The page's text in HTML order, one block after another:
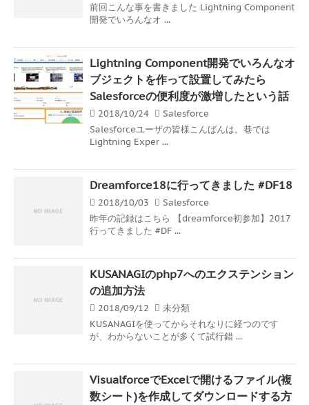
前回こんな事を書きました Lightning Component
開発でいろんなオ ...
Lightning Component開発でいろんなオ
ブジェクトを作って設置してみたら
Salesforceの便利度が激増したという話
2018/10/24
Salesforce
Salesforceユーザの皆様こんばんは。巷では
Lightning Exper ...
Dreamforce18に行ってきました #DF18
2018/10/03
Salesforce
昨年の記録はこちら 【dreamforce初参加】2017
行ってきました #DF ...
KUSANAGIのphp7へのエクステンション
の追加方法
2018/09/12
未分類
KUSANAGIを使ってからそれなりに経つのです
が、わからないことが多くて試行錯 ...
VisualforceでExcelで開けるファイル(複
数シート)を作成してダウンロードする方